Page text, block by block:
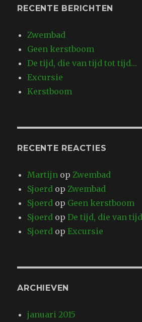
RECENTE BERICHTEN
Zwembad
Geen kerstboom
De tijd, die van tijd tot tijd…
Excursie
Kerstboom
RECENTE REACTIES
Martijn opZwembad
Sjoerd opZwembad
Sjoerd op Geen kerstboom
Sjoerd opDe tijd, die van
Sjoerd opExcursie
ARCHIEVEN
januari 2015